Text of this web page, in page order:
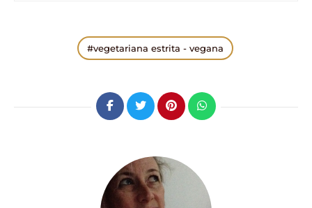
vegetariana estrita - vegana